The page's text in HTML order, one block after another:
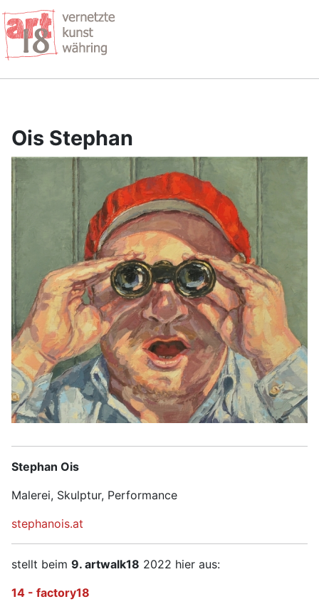
Ois Stephan
Stephan Ois
Malerei, Skulptur, Performance
stephanois.at
stellt beim 9. artwalk18 2022 hier aus:
14 - factory18